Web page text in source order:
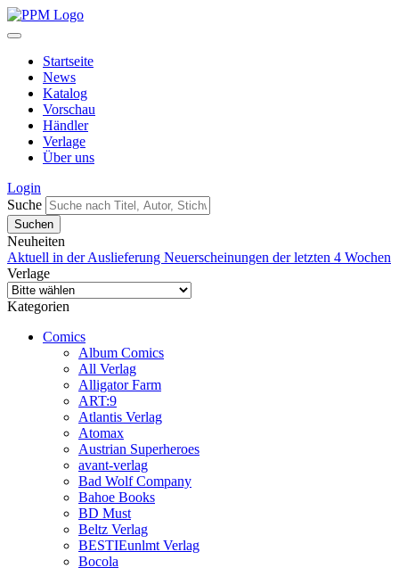
Startseite
News
Katalog
Vorschau
Händler
Verlage
Über uns
Login
Suche
Neuheiten
Aktuell in der Auslieferung Neuerscheinungen der letzten 4 Wochen
Verlage
Kategorien
Comics
Album Comics
All Verlag
Alligator Farm
ART:9
Atlantis Verlag
Atomax
Austrian Superheroes
avant-verlag
Bad Wolf Company
Bahoe Books
BD Must
Beltz Verlag
BESTIEunlmt Verlag
Bocola